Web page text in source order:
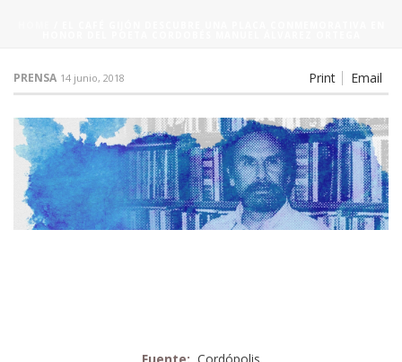
Print Email
PRENSA 14 junio, 2018
Fuente: Cordópolis